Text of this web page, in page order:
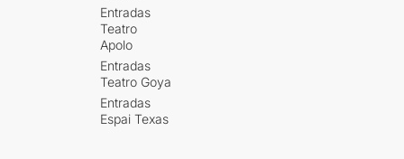
Entradas
Teatro
Apolo
Entradas
Teatro Goya
Entradas
Espai Texas